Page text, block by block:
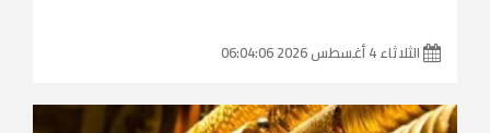
الثلاثاء 4 أغسطس 2026 06:04:06